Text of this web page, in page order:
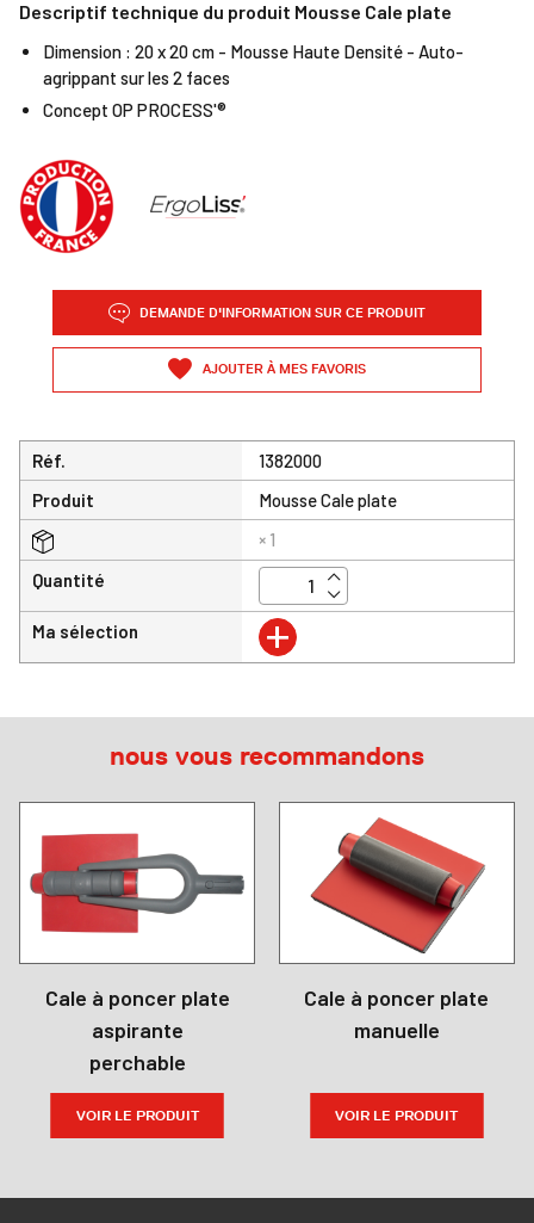
Descriptif technique du produit Mousse Cale plate
Dimension : 20 x 20 cm - Mousse Haute Densité - Auto-
agrippant sur les 2 faces
Concept OP PROCESS'®
DEMANDE D'INFORMATION SUR CE PRODUIT
AJOUTER À MES FAVORIS
Réf.
1382000
Produit
Mousse Cale plate
× 1
Quantité
Ma sélection +
nous vous recommandons
Cale à poncer plate
aspirante
perchable
VOIR LE PRODUIT
Cale à poncer plate
manuelle
VOIR LE PRODUIT